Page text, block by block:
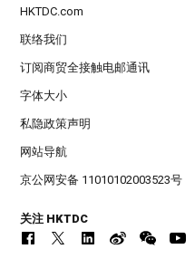
HKTDC.com
联络我们
订阅商贸全接触电邮通讯
字体大小
私隐政策声明
网站导航
京公网安备 11010102003523号
关注 HKTDC